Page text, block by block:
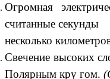
Огромная
считанные секунды
несколько
Свечение высоких
Полярным кру гом.